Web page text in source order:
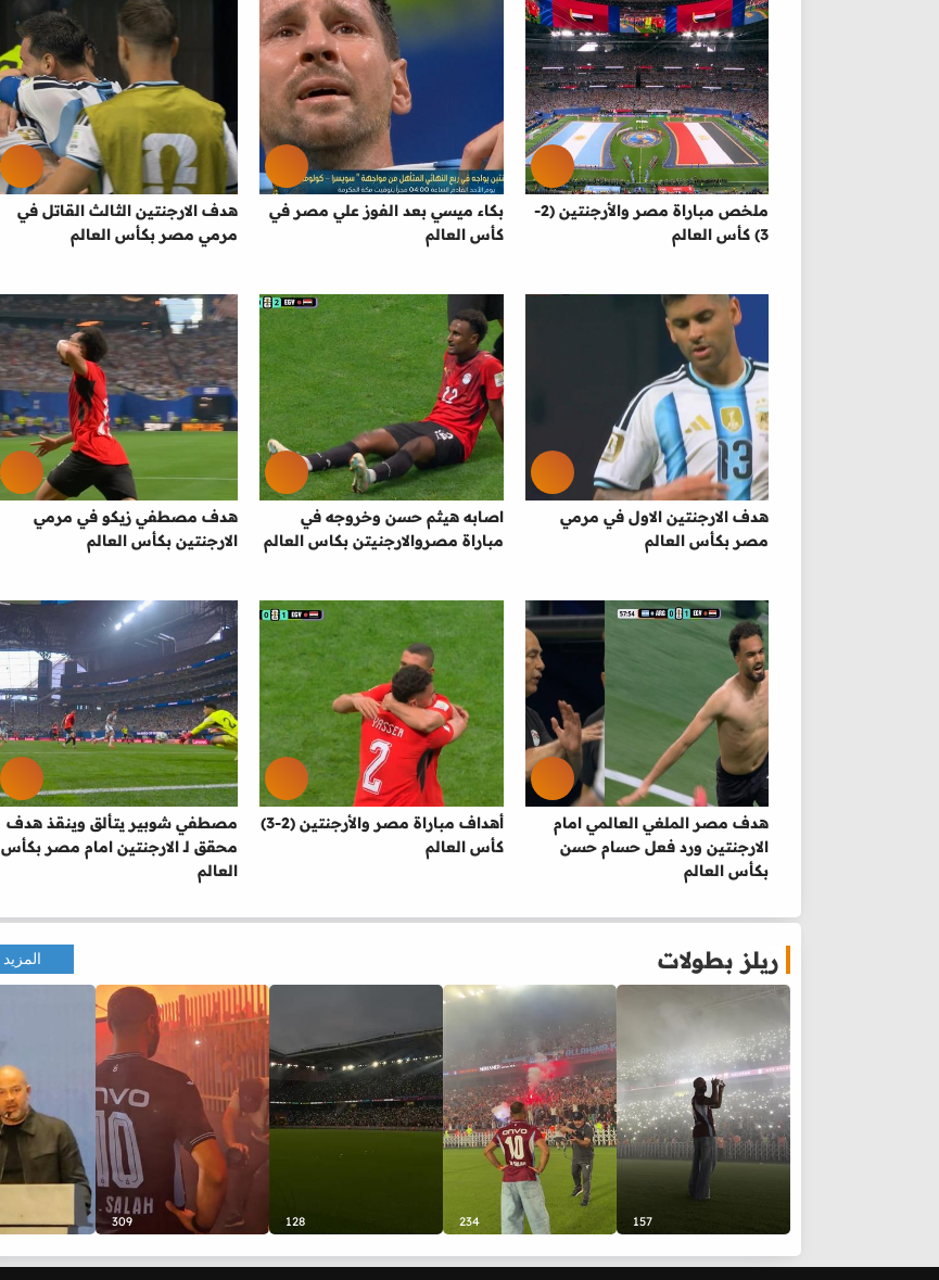
ملخص مباراة مصر والأرجنتين (2-
3) كأس العالم
بكاء ميسي بعد الفوز علي مصر في
كأس العالم
هدف الارجنتين الثالث القاتل في
مرمي مصر بكأس العالم
هدف الارجنتين الاول في مرمي
مصر بكأس العالم
اصابه هيثم حسن وخروجه في
مباراة مصروالارجنيتن بكاس العالم
هدف مصطفي زيكو في مرمي
الارجنتين بكأس العالم
هدف مصر الملغي العالمي امام
الارجنتين ورد فعل حسام حسن
بكأس العالم
أهداف مباراة مصر والأرجنتين (2-3)
كأس العالم
مصطفي شوبير يتألق وينقذ هدف
محقق لـ الارجنتين امام مصر بكأس
العالم
ريلز بطولات المزيد
157
234
128
309